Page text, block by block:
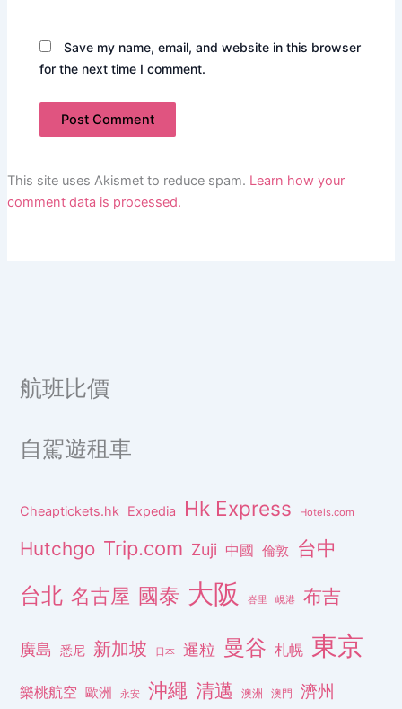
Save my name, email, and website in this browser
for the next time I comment.
This site uses Akismet to reduce spam. Learn how your
comment data is processed.
航班比價
自駕遊租車
Cheaptickets.hk Expedia Hk Express Hotels.com
Hutchgo Trip.com Zuji 中國 倫敦 台中
台北 名古屋 國泰 大阪 峇里 峴港 布吉
廣島 悉尼 新加坡 日本 暹粒 曼谷 札幌 東京
樂桃航空 歐洲 永安 沖繩 清邁 澳洲 澳門 濟州